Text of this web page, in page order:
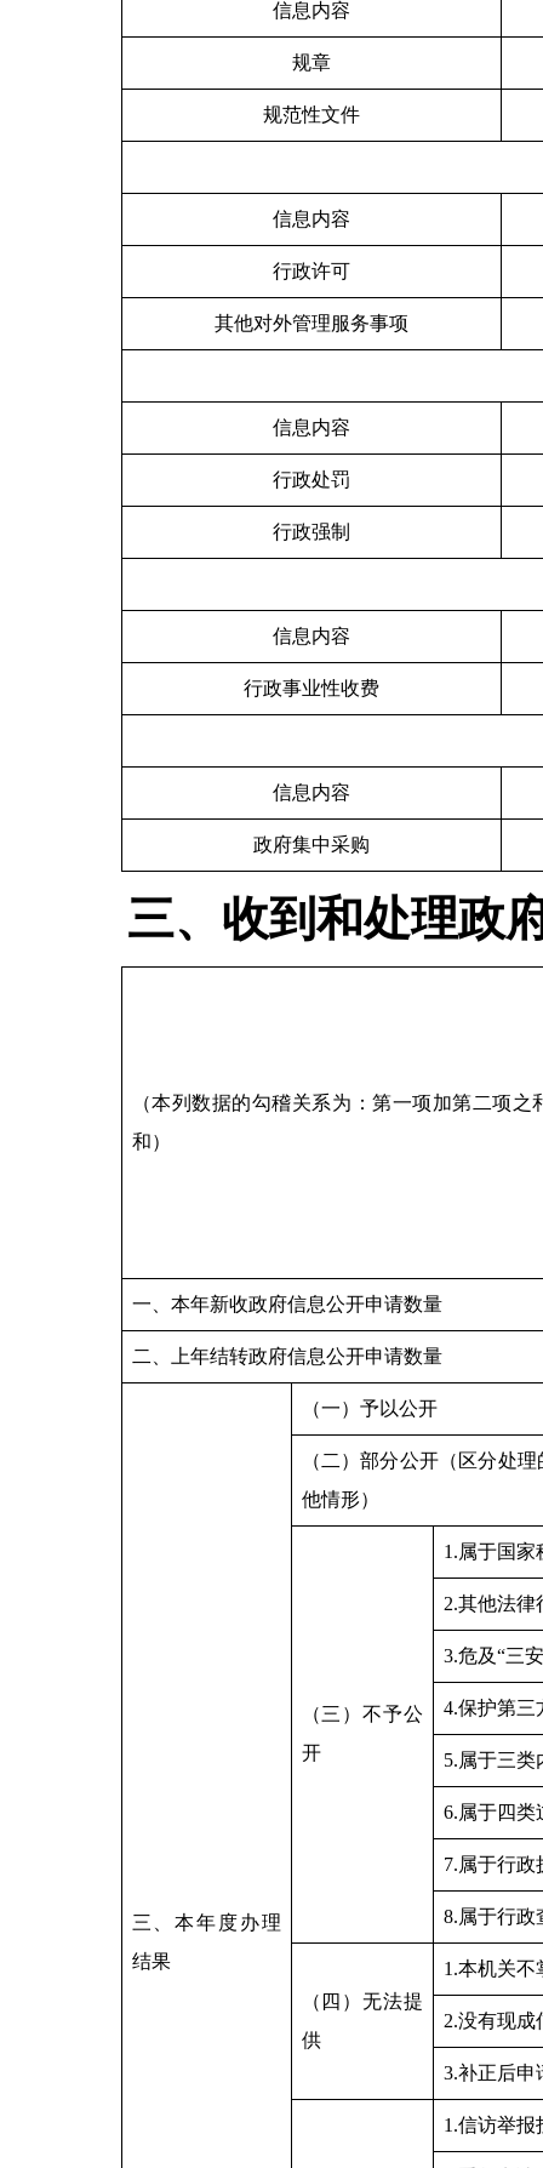
信息内容
规章
规范性文件
信息内容
行政许可
其他对外管理服务事项
信息内容
行政处罚
行政强制
信息内容
行政事业性收费
信息内容
政府集中采购
三、收到和处理政
（本列数据的勾稽关系为：第一项加第二项
和）
一、本年新收政府信息公开申请数量
二、上年结转政府信息公开申请数量
三、本年度办理
结果
（一）予以公开
（二）部分公开（区分处
他情形）
（三）不予公
开
1.属于国家
2.其他法律
3.危及“三
4.保护第三
5.属于三类
6.属于四类
7.属于行政
8.属于行政
（四）无法提
供
1.本机关不
2.没有现成
3.补正后申
1.信访举报